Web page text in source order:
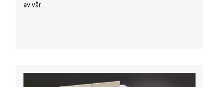
av vår...